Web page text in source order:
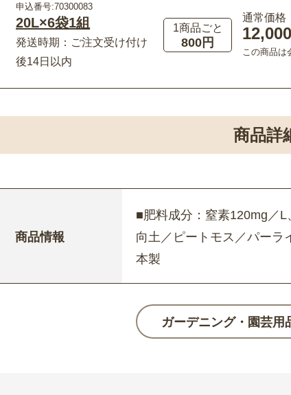
申込番号:70300083
20L×6袋1組
発送時期：ご注文受け付け
後14日以内
1商品ごと
800円
通常価格
12,000
この商品は
商品詳
商品情報
■肥料成分：窒素120mg／
向土／ピートモス／パーラ
本製
ガーデニング・園芸用